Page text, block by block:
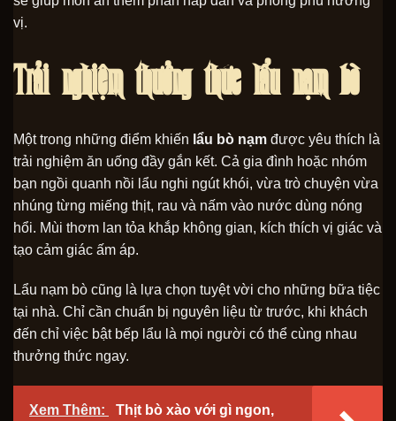
vị.
Trải nghiệm thưởng thức lẩu nạm bò
Một trong những điểm khiến lẩu bò nạm được yêu thích là
trải nghiệm ăn uống đầy gắn kết. Cả gia đình hoặc nhóm
bạn ngồi quanh nồi lẩu nghi ngút khói, vừa trò chuyện vừa
nhúng từng miếng thịt, rau và nấm vào nước dùng nóng
hổi. Mùi thơm lan tỏa khắp không gian, kích thích vị giác và
tạo cảm giác ấm áp.
Lẩu nạm bò cũng là lựa chọn tuyệt vời cho những bữa tiệc
tại nhà. Chỉ cần chuẩn bị nguyên liệu từ trước, khi khách
đến chỉ việc bật bếp lẩu là mọi người có thể cùng nhau
thưởng thức ngay.
Xem Thêm: Thịt bò xào với gì ngon,